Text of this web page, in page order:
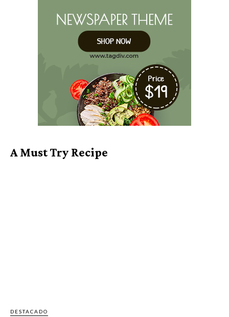
A Must Try Recipe
DESTACADO